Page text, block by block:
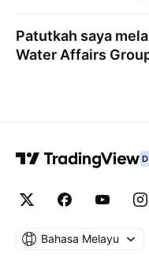
Patutkah saya
Water Affairs
Bahasa Melayu